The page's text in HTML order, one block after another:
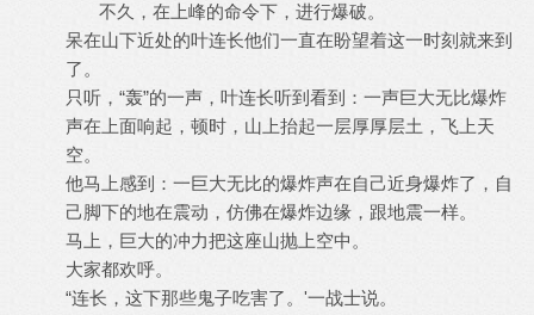
不久，在上峰的命令下，进行爆破。
呆在山下近处的叶连长他们一直在盼望着这一时刻就来到
了。
只听，“轰”的一声，叶连长听到看到：一声巨大无比爆炸
声在上面响起，顿时，山上抬起一层厚厚层土，飞上天
空。
他马上感到：一巨大无比的爆炸声在自己近身爆炸了，自
己脚下的地在震动，仿佛在爆炸边缘，跟地震一样。
马上，巨大的冲力把这座山抛上空中。
大家都欢呼。
“连长，这下那些鬼子吃害了。'一战士说。